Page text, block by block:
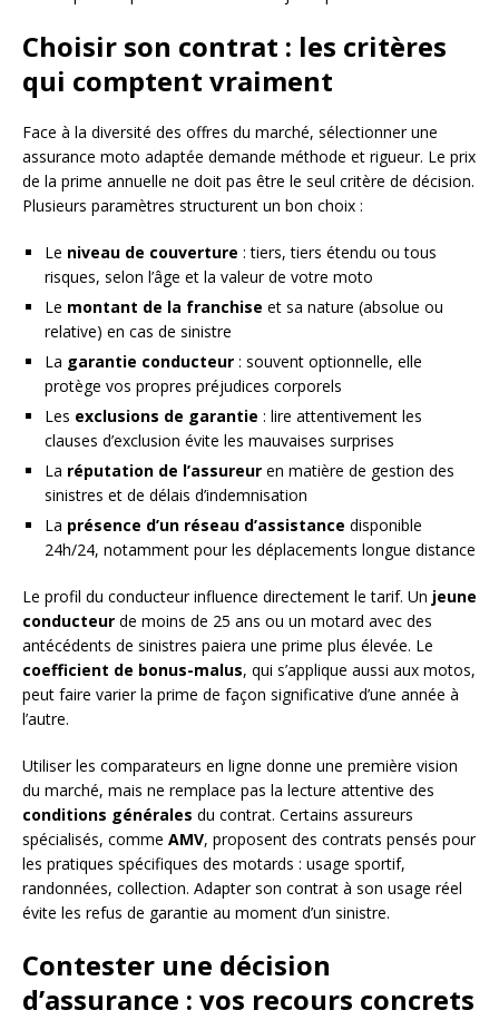
Choisir son contrat : les critères
qui comptent vraiment
Face à la diversité des offres du marché, sélectionner une
assurance moto adaptée demande méthode et rigueur. Le prix
de la prime annuelle ne doit pas être le seul critère de décision.
Plusieurs paramètres structurent un bon choix :
Le niveau de couverture : tiers, tiers étendu ou tous
risques, selon l’âge et la valeur de votre moto
Le montant de la franchise et sa nature (absolue ou
relative) en cas de sinistre
La garantie conducteur : souvent optionnelle, elle
protège vos propres préjudices corporels
Les exclusions de garantie : lire attentivement les
clauses d’exclusion évite les mauvaises surprises
La réputation de l’assureur en matière de gestion des
sinistres et de délais d’indemnisation
La présence d’un réseau d’assistance disponible
24h/24, notamment pour les déplacements longue distance
Le profil du conducteur influence directement le tarif. Un jeune
conducteur de moins de 25 ans ou un motard avec des
antécédents de sinistres paiera une prime plus élevée. Le
coefficient de bonus-malus, qui s’applique aussi aux motos,
peut faire varier la prime de façon significative d’une année à
l’autre.
Utiliser les comparateurs en ligne donne une première vision
du marché, mais ne remplace pas la lecture attentive des
conditions générales du contrat. Certains assureurs
spécialisés, comme AMV, proposent des contrats pensés pour
les pratiques spécifiques des motards : usage sportif,
randonnées, collection. Adapter son contrat à son usage réel
évite les refus de garantie au moment d’un sinistre.
Contester une décision
d’assurance : vos recours concrets